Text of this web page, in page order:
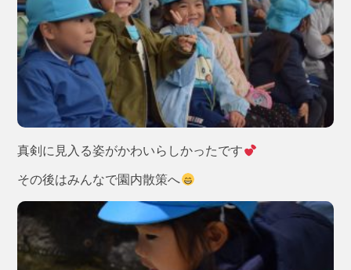
真剣に見入る姿がかわいらしかったです
その後はみんなで園内散策へ